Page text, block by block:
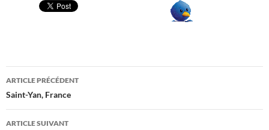
Navigation
des
articles
ARTICLE PRÉCÉDENT
Saint-Yan, France
ARTICLE SUIVANT